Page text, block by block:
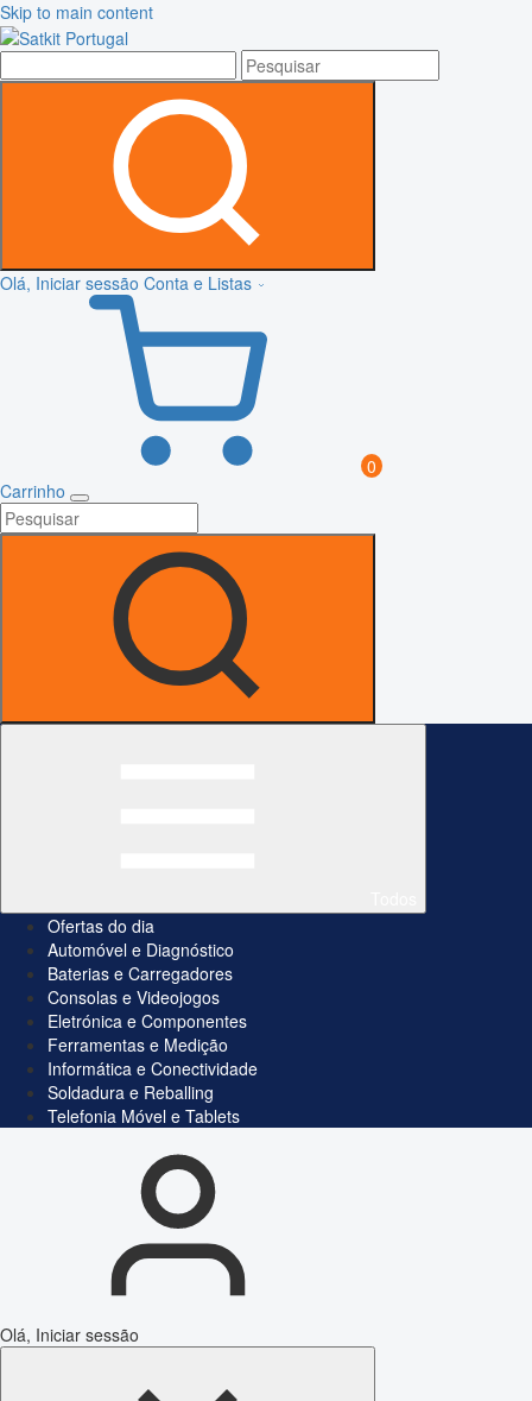
Skip to main content
Olá, Iniciar sessão Conta e Listas
0
Carrinho
Ofertas do dia
Automóvel e Diagnóstico
Baterias e Carregadores
Consolas e Videojogos
Eletrónica e Componentes
Ferramentas e Medição
Informática e Conectividade
Soldadura e Reballing
Telefonia Móvel e Tablets
Olá, Iniciar sessão